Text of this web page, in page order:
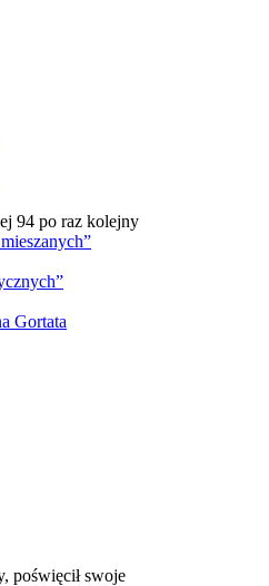
94 po raz kolejny
Gortata
poświęcił swoje